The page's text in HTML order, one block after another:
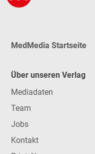
MedMedia Startseite
Über unseren Verlag
Mediadaten
Team
Jobs
Kontakt